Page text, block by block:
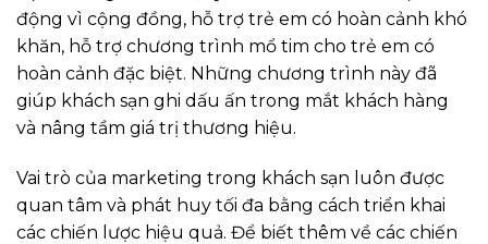
động vì cộng đồng, hỗ trợ trẻ em có hoàn cảnh khó
khăn, hỗ trợ chương trình mổ tim cho trẻ em có
hoàn cảnh đặc biệt. Những chương trình này đã
giúp khách sạn ghi dấu ấn trong mắt khách hàng
và nâng tầm giá trị thương hiệu.
Vai trò của marketing trong khách sạn luôn được
quan tâm và phát huy tối đa bằng cách triển khai
các chiến lược hiệu quả. Để biết thêm về các chiến